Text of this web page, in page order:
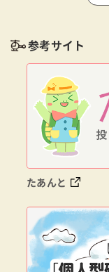
参考サイト
たあんと